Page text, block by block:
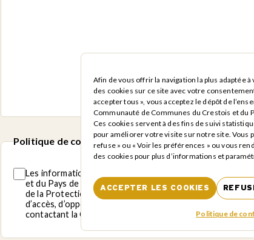
Afin de vous offrir la navigation la plus adaptée
des cookies sur ce site avec votre
accepter tous », vous acceptez le dépôt de
Communauté de Communes du Crestois et du
Ces cookies servent à des fins de suivi
pour améliorer votre visite sur notre site. Vous
refuse » ou « Voir les préférences » ou vous
des cookies pour plus d’informations et
ACCEPTER LES COOKIES
Politique de
Politique de confidentialité *
Les informations saisies dans ce formulaire sont
et du Pays de Saillans (CCCPS), afin de pouvoir
de la Protection des Données en vigueur depuis le 25
d’accès, d’opposition, de modification, de rectification et
contactant la CCCPS.
Acceptation obligatoire pour